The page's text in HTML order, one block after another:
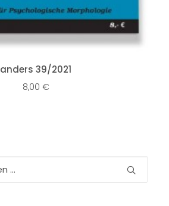
IN DEN WARENKORB
anders 39/2021
8,00 €